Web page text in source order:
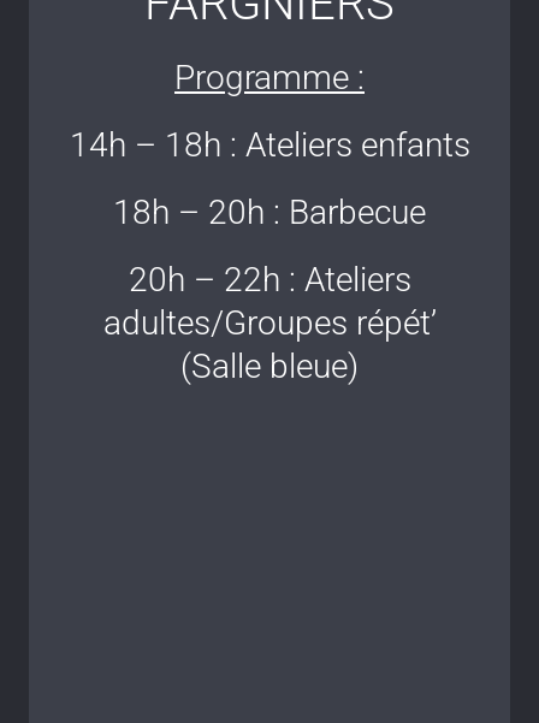
Programme :
14h – 18h : Ateliers enfants
18h – 20h : Barbecue
20h – 22h : Ateliers
adultes/Groupes répét’
(Salle bleue)